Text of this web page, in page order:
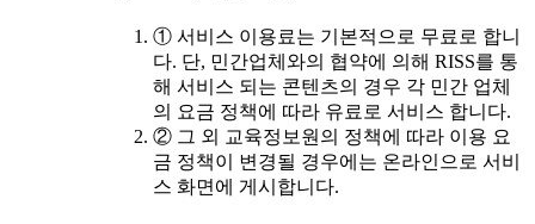
① 서비스 이용료는 기본적으로 무료로 합니
다. 단, 민간업체와의 협약에 의해 RISS를 통
해 서비스 되는 콘텐츠의 경우 각 민간 업체
의 요금 정책에 따라 유료로 서비스 합니다.
② 그 외 교육정보원의 정책에 따라 이용 요
금 정책이 변경될 경우에는 온라인으로 서비
스 화면에 게시합니다.